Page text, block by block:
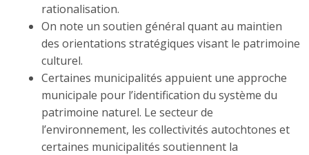
rationalisation.
On note un soutien général quant au maintien
des orientations stratégiques visant le patrimoine
culturel.
Certaines municipalités appuient une approche
municipale pour l’identification du système du
patrimoine naturel. Le secteur de
l’environnement, les collectivités autochtones et
certaines municipalités soutiennent la